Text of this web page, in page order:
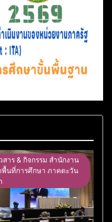
สาร & กิจกรรม สำนักงาน
พื้นที่การศึกษา ภาคตะวัน